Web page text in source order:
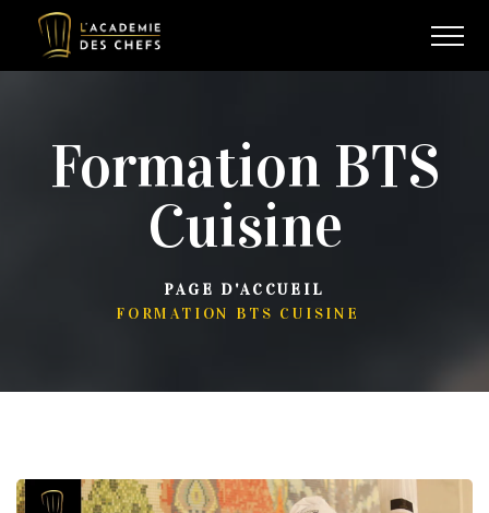
Formation BTS
Cuisine
PAGE D'ACCUEIL
FORMATION BTS CUISINE